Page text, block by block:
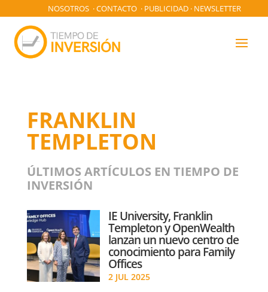
NOSOTROS ·CONTACTO · PUBLICIDAD · NEWSLETTER
FRANKLIN
TEMPLETON
ÚLTIMOS ARTÍCULOS EN TIEMPO DE
INVERSIÓN
IE University, Franklin
Templeton y OpenWealth
lanzan un nuevo centro de
conocimiento para Family
Offices
2 JUL 2025